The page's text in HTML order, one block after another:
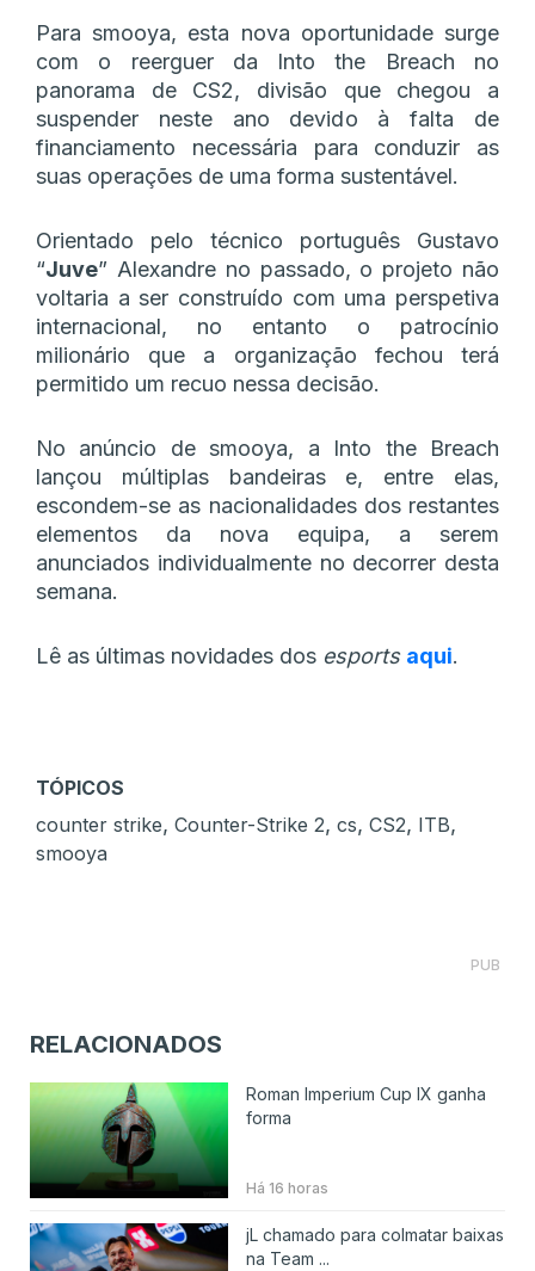
Para smooya, esta nova oportunidade surge
com o reerguer da Into the Breach no
panorama de CS2, divisão que chegou a
suspender neste ano devido à falta de
financiamento necessária para conduzir as
suas operações de uma forma sustentável.
Orientado pelo técnico português Gustavo
“Juve” Alexandre no passado, o projeto não
voltaria a ser construído com uma perspetiva
internacional, no entanto o patrocínio
milionário que a organização fechou terá
permitido um recuo nessa decisão.
No anúncio de smooya, a Into the Breach
lançou múltiplas bandeiras e, entre elas,
escondem-se as nacionalidades dos restantes
elementos da nova equipa, a serem
anunciados individualmente no decorrer desta
semana.
Lê as últimas novidades dos esports aqui.
TÓPICOS
counter strike, Counter-Strike 2, cs, CS2, ITB,
smooya
PUB
RELACIONADOS
Roman Imperium Cup IX ganha
forma
Há 16 horas
jL chamado para colmatar baixas
na Team ...